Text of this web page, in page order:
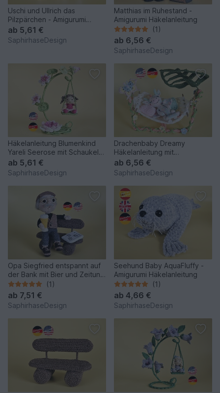
Uschi und Ullrich das
Pilzpärchen - Amigurumi
Häkelanleitung
ab 5,61 €
SaphirhaseDesign
Matthias im Ruhestand -
Amigurumi Häkelanleitung
(1)
ab 6,56 €
SaphirhaseDesign
Häkelanleitung Blumenkind
Yareli Seerose mit Schaukel
Amigurumi
ab 5,61 €
SaphirhaseDesign
Drachenbaby Dreamy
Häkelanleitung mit
Hängematte & Blumen
ab 6,56 €
SaphirhaseDesign
Opa Siegfried entspannt auf
der Bank mit Bier und Zeitung
- Häkelanleitung
(1)
ab 7,51 €
SaphirhaseDesign
Seehund Baby AquaFluffy -
Amigurumi Häkelanleitung
(1)
ab 4,66 €
SaphirhaseDesign